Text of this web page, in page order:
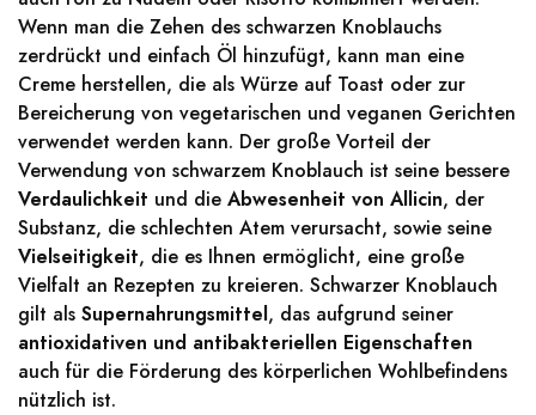
Wenn man die Zehen des schwarzen Knoblauchs
zerdrückt und einfach Öl hinzufügt, kann man eine
Creme herstellen, die als Würze auf Toast oder zur
Bereicherung von vegetarischen und veganen Gerichten
verwendet werden kann. Der große Vorteil der
Verwendung von schwarzem Knoblauch ist seine bessere
Verdaulichkeit und die Abwesenheit von Allicin, der
Substanz, die schlechten Atem verursacht, sowie seine
Vielseitigkeit, die es Ihnen ermöglicht, eine große
Vielfalt an Rezepten zu kreieren. Schwarzer Knoblauch
gilt als Supernahrungsmittel, das aufgrund seiner
antioxidativen und antibakteriellen Eigenschaften
auch für die Förderung des körperlichen Wohlbefindens
nützlich ist.